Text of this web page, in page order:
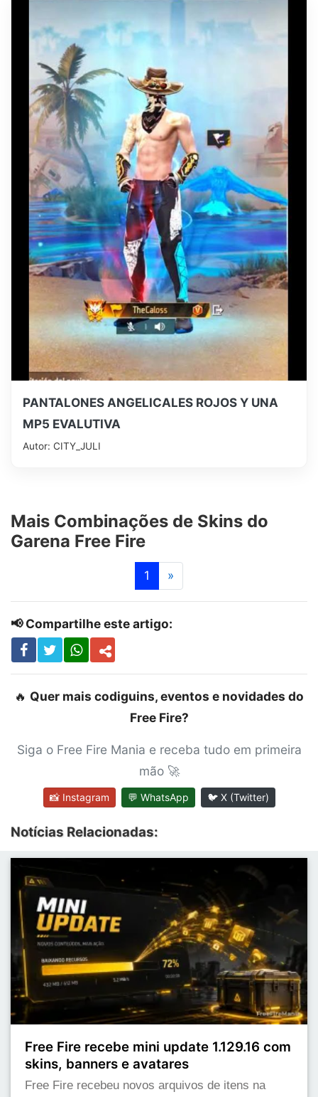
PANTALONES ANGELICALES ROJOS Y UNA
MP5 EVALUTIVA
Autor: CITY_JULI
Mais Combinações de Skins do
Garena Free Fire
1 »Próximo
📢 Compartilhe este artigo:
🔥 Quer mais codiguins, eventos e novidades do
Free Fire?
Siga o Free Fire Mania e receba tudo em primeira
mão 🚀
📸 Instagram 💬 WhatsApp 🐦 X (Twitter)
Notícias Relacionadas:
Free Fire recebe mini update 1.129.16 com
skins, banners e avatares
Free Fire recebeu novos arquivos de itens na